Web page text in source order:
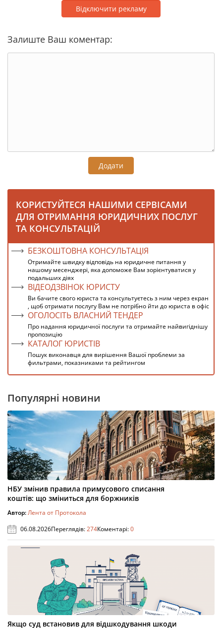
Відключити рекламу
Залиште Ваш коментар:
Додати
КОРИСТУЙТЕСЯ НАШИМИ СЕРВІСАМИ
ДЛЯ ОТРИМАННЯ ЮРИДИЧНИХ ПОСЛУГ
ТА КОНСУЛЬТАЦІЙ
БЕЗКОШТОВНА КОНСУЛЬТАЦІЯ
Отримайте швидку відповідь на юридичне питання у
нашому месенджері, яка допоможе Вам зорієнтуватися у
подальших діях
ВІДЕОДЗВІНОК ЮРИСТУ
Ви бачите свого юриста та консультуєтесь з ним через екран
, щоб отримати послугу Вам не потрібно йти до юриста в офіс
ОГОЛОСІТЬ ВЛАСНИЙ ТЕНДЕР
Про надання юридичної послуги та отримайте найвигіднішу
пропозицію
КАТАЛОГ ЮРИСТІВ
Пошук виконавця для вирішення Вашої проблеми за
фильтрами, показниками та рейтингом
Популярні новини
НБУ змінив правила примусового списання
коштів: що зміниться для боржників
Автор:Лента от Протокола
06.08.2026Переглядів:274Коментарі:0
Якщо суд встановив для відшкодування шкоди